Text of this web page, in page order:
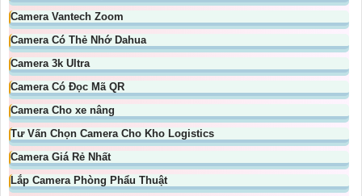
Camera Vantech Zoom
Camera Có Thẻ Nhớ Dahua
Camera 3k Ultra
Camera Có Đọc Mã QR
Camera Cho xe nâng
Tư Vấn Chọn Camera Cho Kho Logistics
Camera Giá Rẻ Nhất
Lắp Camera Phòng Phẩu Thuật